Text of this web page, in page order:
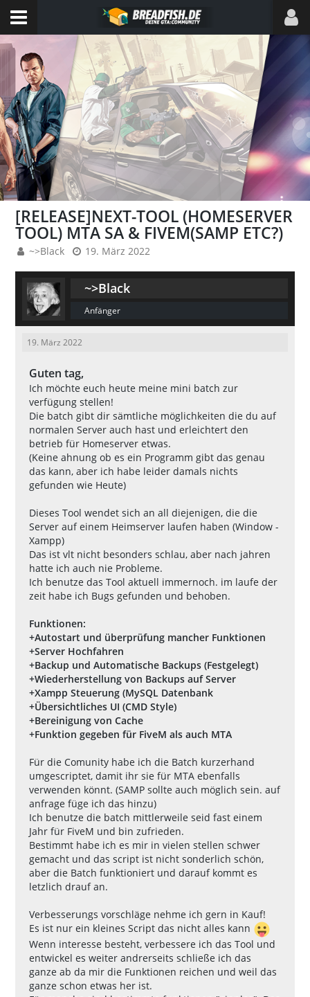
[RELEASE]NEXT-TOOL (HOMESERVER
TOOL) MTA SA & FIVEM(SAMP ETC?)
~>Black 19. März 2022
~>Black
Anfänger
19. März 2022
Guten tag,
Ich möchte euch heute meine mini batch zur
verfügung stellen!
Die batch gibt dir sämtliche möglichkeiten die du auf
normalen Server auch hast und erleichtert den
betrieb für Homeserver etwas.
(Keine ahnung ob es ein Programm gibt das genau
das kann, aber ich habe leider damals nichts
gefunden wie Heute)
Dieses Tool wendet sich an all diejenigen, die die
Server auf einem Heimserver laufen haben (Window -
Xampp)
Das ist vlt nicht besonders schlau, aber nach jahren
hatte ich auch nie Probleme.
Ich benutze das Tool aktuell immernoch. im laufe der
zeit habe ich Bugs gefunden und behoben.
Funktionen:
+Autostart und überprüfung mancher Funktionen
+Server Hochfahren
+Backup und Automatische Backups (Festgelegt)
+Wiederherstellung von Backups auf Server
+Xampp Steuerung (MySQL Datenbank
+Übersichtliches UI (CMD Style)
+Bereinigung von Cache
+Funktion gegeben für FiveM als auch MTA
Für die Comunity habe ich die Batch kurzerhand
umgescriptet, damit ihr sie für MTA ebenfalls
verwenden könnt. (SAMP sollte auch möglich sein. auf
anfrage füge ich das hinzu)
Ich benutze die batch mittlerweile seid fast einem
Jahr für FiveM und bin zufrieden.
Bestimmt habe ich es mir in vielen stellen schwer
gemacht und das script ist nicht sonderlich schön,
aber die Batch funktioniert und darauf kommt es
letzlich drauf an.
Verbesserungs vorschläge nehme ich gern in Kauf!
Es ist nur ein kleines Script das nicht alles kann
Wenn interesse besteht, verbessere ich das Tool und
entwickel es weiter andrerseits schließe ich das
ganze ab da mir die Funktionen reichen und weil das
ganze schon etwas her ist.